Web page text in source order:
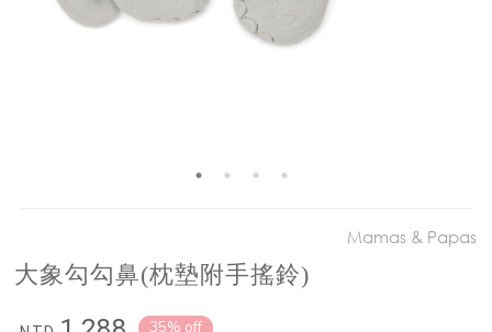
Mamas & Papas
大象勾勾鼻(枕墊附手搖鈴)
35% off